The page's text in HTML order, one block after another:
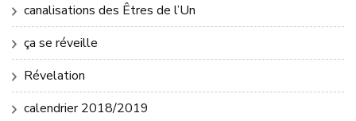
canalisations des Êtres de l’Un
ça se réveille
Révelation
calendrier 2018/2019